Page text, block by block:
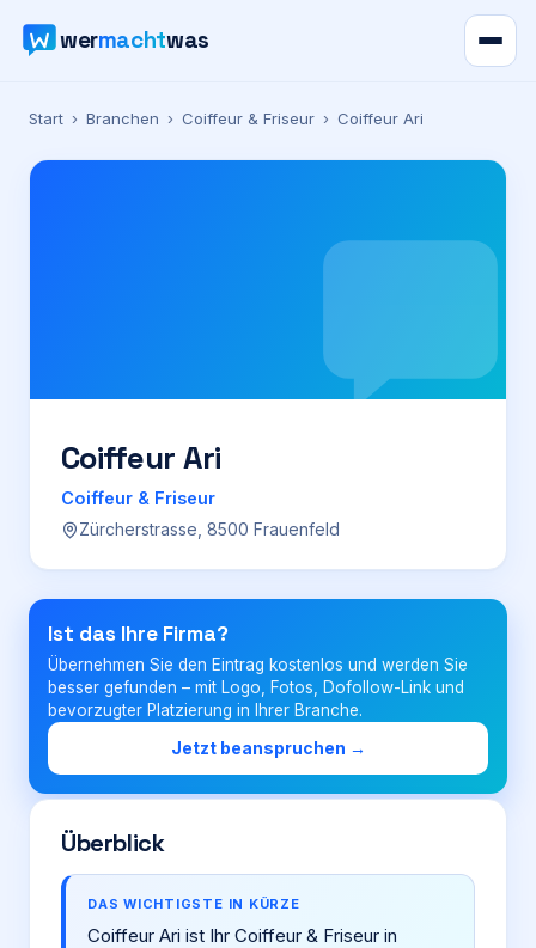
wermachtwas
Verzeichnis
Karte
Preise
Für Firmen
Login
Firma eintragen
Start › Branchen › Coiffeur & Friseur › Coiffeur Ari
Coiffeur Ari
Coiffeur & Friseur
Zürcherstrasse, 8500 Frauenfeld
Ist das Ihre Firma?
Übernehmen Sie den Eintrag kostenlos und werden Sie
besser gefunden – mit Logo, Fotos, Dofollow-Link und
bevorzugter Platzierung in Ihrer Branche.
Jetzt beanspruchen →
Überblick
DAS WICHTIGSTE IN KÜRZE
Coiffeur Ari ist Ihr Coiffeur & Friseur in